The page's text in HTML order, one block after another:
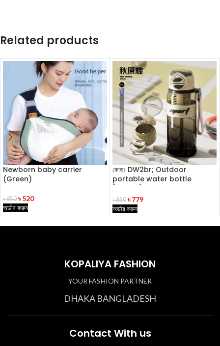
Related products
Newborn baby carrier
(Green)
৳650 ৳520
অর্ডার করুন
কোডঃ DW2br; Outdoor
portable water bottle
৳850 ৳779
অর্ডার করুন
KOPALIYA FASHION
YOUR FASHION PARTNER
DHAKA BANGLADESH
Contact With us